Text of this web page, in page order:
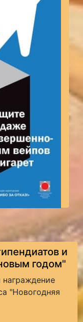
и
годом"
награждение
"Новогодняя